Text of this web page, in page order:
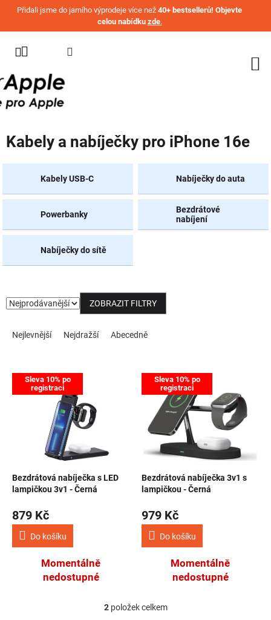
Přejít na obsah
Přidali jsme do jarního výprodeje více než 40+ bestsellerů! Objevte
celou nabídku zde.
IPHONE
MACBOOK
AIRPODS
AIRTAG
OSTATNÍ
NOVINKY
Kabely a nabíječky pro iPhone 16e
Kabely USB-C Nabíječky do auta
Powerbanky
Bezdrátové
nabíjení
Nabíječky do sítě
ZOBRAZIT FILTRY
Nejlevnější Nejdražší Abecedně
Výpis produktů
Sleva 10% po
registraci
Bezdrátová nabíječka s LED
lampičkou 3v1 - Černá
879 Kč
Do košíku
Momentálně
nedostupné
Sleva 10% po
registraci
Bezdrátová nabíječka 3v1 s
lampičkou - Černá
979 Kč
Do košíku
Momentálně
nedostupné
Ovládací prvky výpisu
2položek celkem